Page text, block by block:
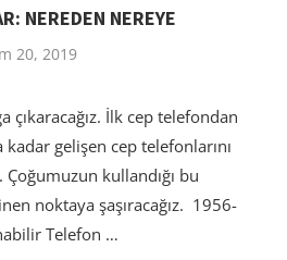
NEREDEN NEREYE
20, 2019
İlk cep telefondan
gelişen cep telefonlarını
kullandığı bu
noktaya şaşıracağız. 1956-
Telefon …